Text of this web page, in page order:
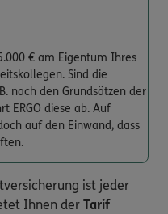
€ am Eigentum Ihres
Sind die
nach den Grundsätzen der
ERGO diese ab. Auf
auf den Einwand, dass
ist jeder
Ihnen der Tarif